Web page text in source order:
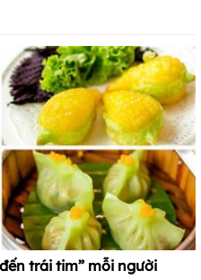
trái tim” mỗi người